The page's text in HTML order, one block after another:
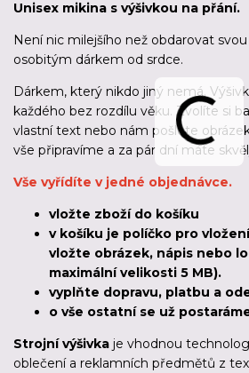
Unisex mikina s výšivkou na přání.
Není nic milejšího než obdarovat
osobitým dárkem od srdce.
Dárkem, který nikdo jiný nemá.
každého bez rozdílu věku. Zvolíte si
vlastní text nebo nám pošlete
vše připravíme a za pár dní máte
Vše vyřídíte v jedné objednávce.
vložte zboží do košíku
v košíku je políčko pro
vložte obrázek, nápis nebo
maximální velikosti 5 MB).
vyplňte dopravu, platbu a
o vše ostatní se už
Strojní výšivka je vhodnou
oblečení a reklamních předmětů z